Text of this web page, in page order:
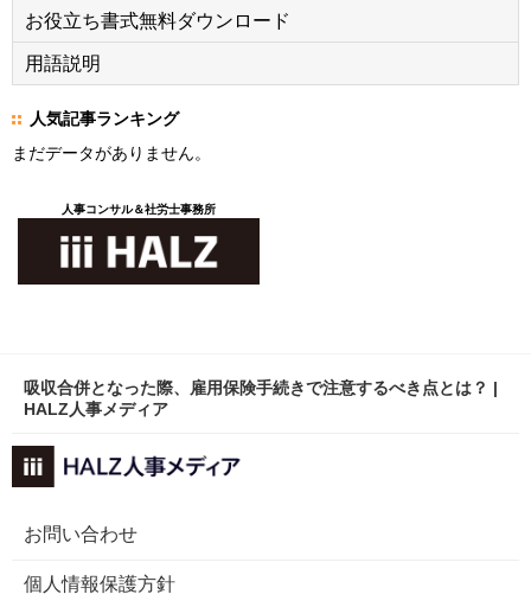
お役立ち書式無料ダウンロード
用語説明
人気記事ランキング
まだデータがありません。
人事コンサル＆社労士事務所
吸収合併となった際、雇用保険手続きで注意するべき点とは？ |
HALZ人事メディア
お問い合わせ
個人情報保護方針